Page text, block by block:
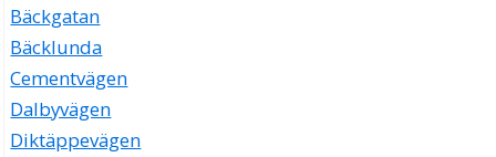
Bäckgatan
Bäcklunda
Cementvägen
Dalbyvägen
Diktäppevägen